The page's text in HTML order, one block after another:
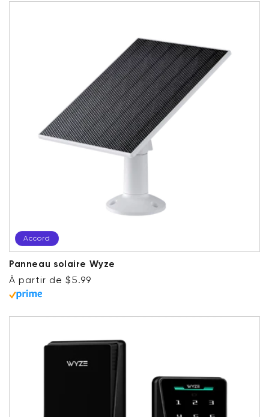
Accord
Panneau solaire Wyze
Prix ​​régulier
Accord
À partir de $5.99